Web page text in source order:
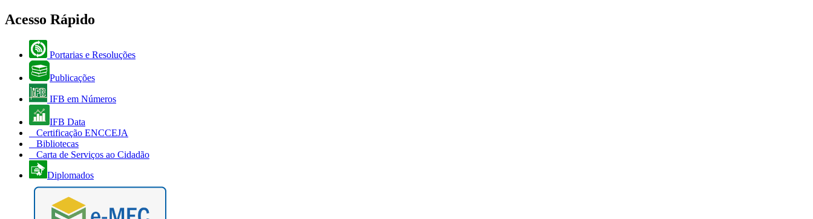
Acesso Rápido
Portarias e Resoluções
Publicações
IFB em Números
IFB Data
Certificação ENCCEJA
Bibliotecas
Carta de Serviços ao Cidadão
Diplomados